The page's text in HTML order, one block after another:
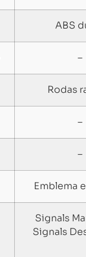
ABS
–
Rodas
–
–
Emblema
Signals
Signals